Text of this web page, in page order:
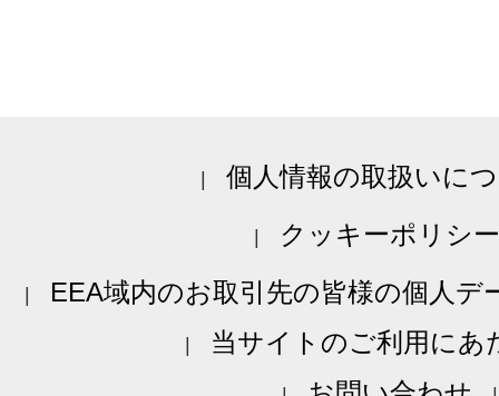
個人情報の取扱いに
クッキーポリシー
EEA域内のお取引先の皆様の個人デ
当サイトのご利用にあ